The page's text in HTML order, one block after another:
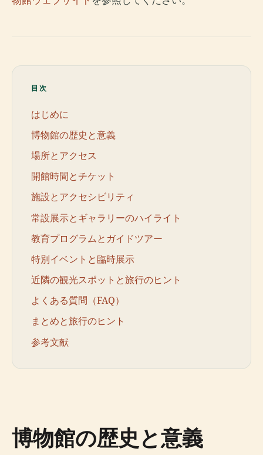
目次
はじめに
博物館の歴史と意義
場所とアクセス
開館時間とチケット
施設とアクセシビリティ
常設展示とギャラリーのハイライト
教育プログラムとガイドツアー
特別イベントと臨時展示
近隣の観光スポットと旅行のヒント
よくある質問（FAQ）
まとめと旅行のヒント
参考文献
博物館の歴史と意義